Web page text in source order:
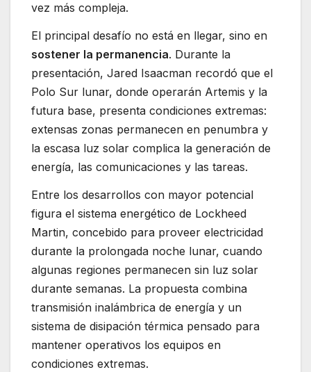
vez más compleja.
El principal desafío no está en llegar, sino en
sostener la permanencia. Durante la
presentación, Jared Isaacman recordó que el
Polo Sur lunar, donde operarán Artemis y la
futura base, presenta condiciones extremas:
extensas zonas permanecen en penumbra y
la escasa luz solar complica la generación de
energía, las comunicaciones y las tareas.
Entre los desarrollos con mayor potencial
figura el sistema energético de Lockheed
Martin, concebido para proveer electricidad
durante la prolongada noche lunar, cuando
algunas regiones permanecen sin luz solar
durante semanas. La propuesta combina
transmisión inalámbrica de energía y un
sistema de disipación térmica pensado para
mantener operativos los equipos en
condiciones extremas.